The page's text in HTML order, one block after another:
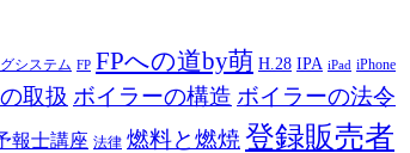
システム FP FPへの道by萌 H.28 IPA iPad iPhone
取扱 ボイラーの構造 ボイラーの法令
報士講座 法律 燃料と燃焼 登録販売者